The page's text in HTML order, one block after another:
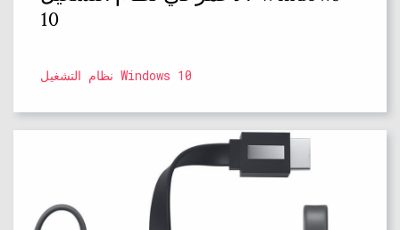
10
نظام التشغيل Windows 10